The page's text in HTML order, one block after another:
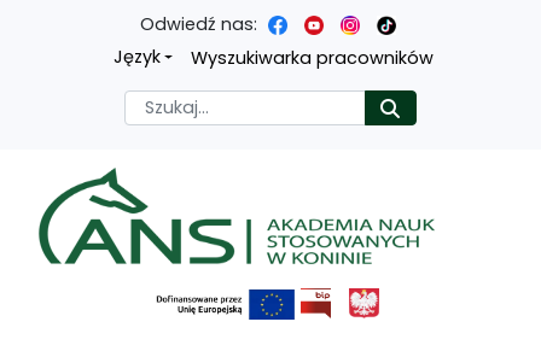
Przejdź
treści
głównej
Przejdź
menu
nawigacyjnego
Przejdź
wyszukiwarki
Przejdź
mapy
strony
Odwiedź nas:
Język
Wyszukiwarka pracowników
Szukaj
Akademia nauk